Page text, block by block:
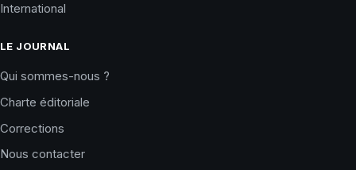
International
LE JOURNAL
Qui sommes-nous ?
Charte éditoriale
Corrections
Nous contacter